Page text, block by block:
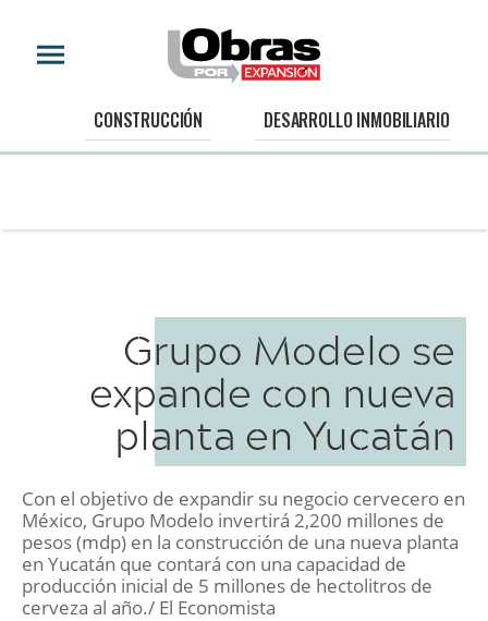
CONSTRUCCIÓN DESARROLLO INMOBILIARIO
Grupo Modelo se
expande con nueva
planta en Yucatán
Con el objetivo de expandir su negocio cervecero en
México, Grupo Modelo invertirá 2,200 millones de
pesos (mdp) en la construcción de una nueva planta
en Yucatán que contará con una capacidad de
producción inicial de 5 millones de hectolitros de
cerveza al año./ El Economista